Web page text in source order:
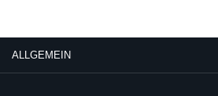
ALLGEMEIN